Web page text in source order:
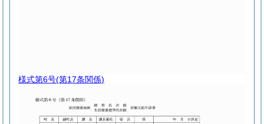
様式第6号(第17条関係)